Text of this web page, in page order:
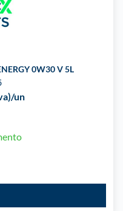
0W30 V 5L
/un